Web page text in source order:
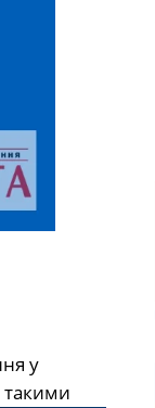
у
такими